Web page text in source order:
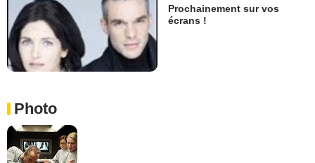
Prochainement sur vos
écrans !
Photo